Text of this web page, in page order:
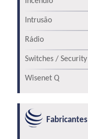
Intrusão
Rádio
Switches / Security
Wisenet Q
Fabricantes